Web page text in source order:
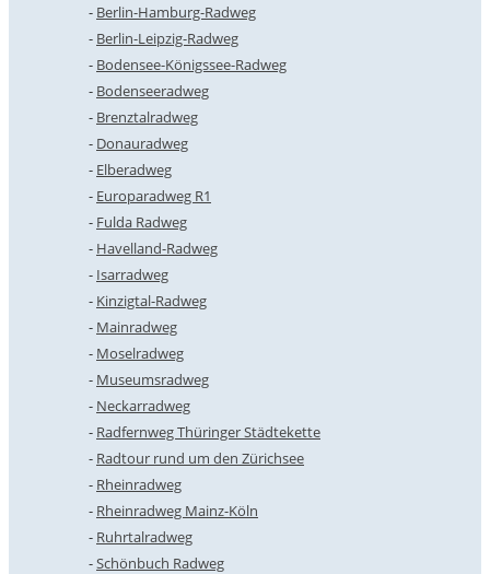
Berlin-Hamburg-Radweg
Berlin-Leipzig-Radweg
Bodensee-Königssee-Radweg
Bodenseeradweg
Brenztalradweg
Donauradweg
Elberadweg
Europaradweg R1
Fulda Radweg
Havelland-Radweg
Isarradweg
Kinzigtal-Radweg
Mainradweg
Moselradweg
Museumsradweg
Neckarradweg
Radfernweg Thüringer Städtekette
Radtour rund um den Zürichsee
Rheinradweg
Rheinradweg Mainz-Köln
Ruhrtalradweg
Schönbuch Radweg